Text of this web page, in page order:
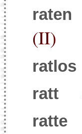
raten
(II)
ratlos
ratt
ratte